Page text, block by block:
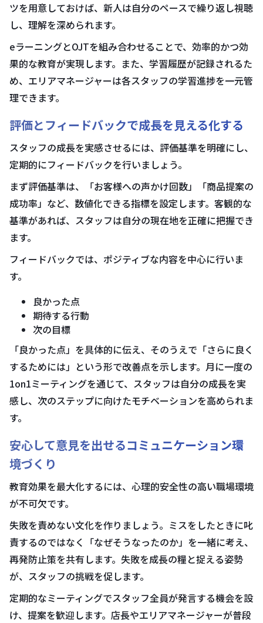
ツを用意しておけば、新人は自分のペースで繰り返し視聴
し、理解を深められます。
eラーニングとOJTを組み合わせることで、効率的かつ効
果的な教育が実現します。また、学習履歴が記録されるた
め、エリアマネージャーは各スタッフの学習進捗を一元管
理できます。
評価とフィードバックで成長を見える化する
スタッフの成長を実感させるには、評価基準を明確にし、
定期的にフィードバックを行いましょう。
まず評価基準は、「お客様への声かけ回数」「商品提案の
成功率」など、数値化できる指標を設定します。客観的な
基準があれば、スタッフは自分の現在地を正確に把握でき
ます。
フィードバックでは、ポジティブな内容を中心に行いま
す。
良かった点
期待する行動
次の目標
「良かった点」を具体的に伝え、そのうえで「さらに良く
するためには」という形で改善点を示します。月に一度の
1on1ミーティングを通じて、スタッフは自分の成長を実
感し、次のステップに向けたモチベーションを高められま
す。
安心して意見を出せるコミュニケーション環
境づくり
教育効果を最大化するには、心理的安全性の高い職場環境
が不可欠です。
失敗を責めない文化を作りましょう。ミスをしたときに叱
責するのではなく「なぜそうなったのか」を一緒に考え、
再発防止策を共有します。失敗を成長の糧と捉える姿勢
が、スタッフの挑戦を促します。
定期的なミーティングでスタッフ全員が発言する機会を設
け、提案を歓迎します。店長やエリアマネージャーが普段